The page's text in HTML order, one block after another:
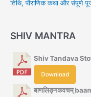
तिथि, पौराणिक कथा और संपूर्ण
SHIV MANTRA
Shiv Tandava
Download
बाणलिङ्गकवचम्